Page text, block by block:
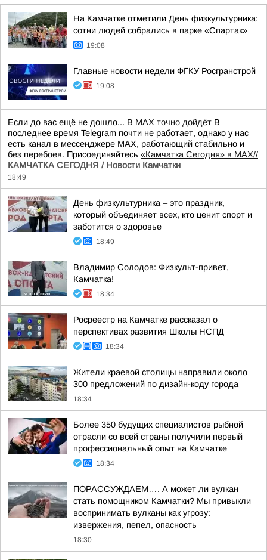
На Камчатке отметили День физкультурника:
сотни людей собрались в парке «Спартак»
19:08
Главные новости недели ФГКУ Росгранстрой
19:08
Если до вас ещё не дошло... В MAX точно дойдёт В
последнее время Telegram почти не работает, однако у нас
есть канал в мессенджере MAX, работающий стабильно и
без перебоев. Присоединяйтесь «Камчатка Сегодня» в MAX//
КАМЧАТКА СЕГОДНЯ / Новости Камчатки
18:49
День физкультурника – это праздник,
который объединяет всех, кто ценит спорт и
заботится о здоровье
18:49
Владимир Солодов: Физкульт-привет,
Камчатка!
18:34
Росреестр на Камчатке рассказал о
перспективах развития Школы НСПД
18:34
Жители краевой столицы направили около
300 предложений по дизайн-коду города
18:34
Более 350 будущих специалистов рыбной
отрасли со всей страны получили первый
профессиональный опыт на Камчатке
18:34
ПОРАССУЖДАЕМ…. А может ли вулкан
стать помощником Камчатки? Мы привыкли
воспринимать вулканы как угрозу:
извержения, пепел, опасность
18:30